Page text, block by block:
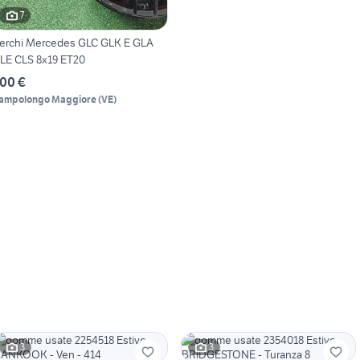
7
Mercedes GLC GLK E GLA
CLS 8x19 ET20
€
Maggiore(VE)
3 3